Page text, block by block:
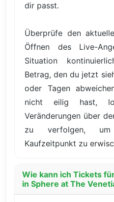
dir passt.
Überprüfe den
Öffnen des Live-
Situation
Betrag, den du jetzt
oder Tagen
nicht eilig hast,
Veränderungen über
zu verfolgen,
Kaufzeitpunkt zu
Wie kann ich Tickets
in Sphere at The